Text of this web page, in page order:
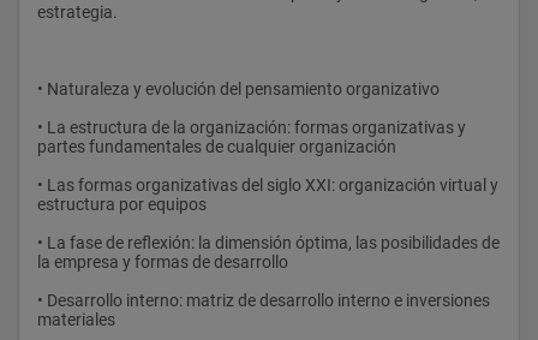
Alta capacidad de organización, dirección y gestión.
Facilidad de adaptación al cambio y a la innovación
tecnológica.
Habilidad en aportar planes estratégicos y operativos en la
alta dirección de la empresa.
Hábito de trabajar en equipo.
Análisis crítico y capacidad de abstracción.
Rapidez en la identificación, análisis de problemas y solución
estrategia.
• Naturaleza y evolución del pensamiento organizativo
• La estructura de la organización: formas organizativas y
partes fundamentales de cualquier organización
• Las formas organizativas del siglo XXI: organización virtual y
estructura por equipos
• La fase de reflexión: la dimensión óptima, las posibilidades de
la empresa y formas de desarrollo
• Desarrollo interno: matriz de desarrollo interno e inversiones
materiales